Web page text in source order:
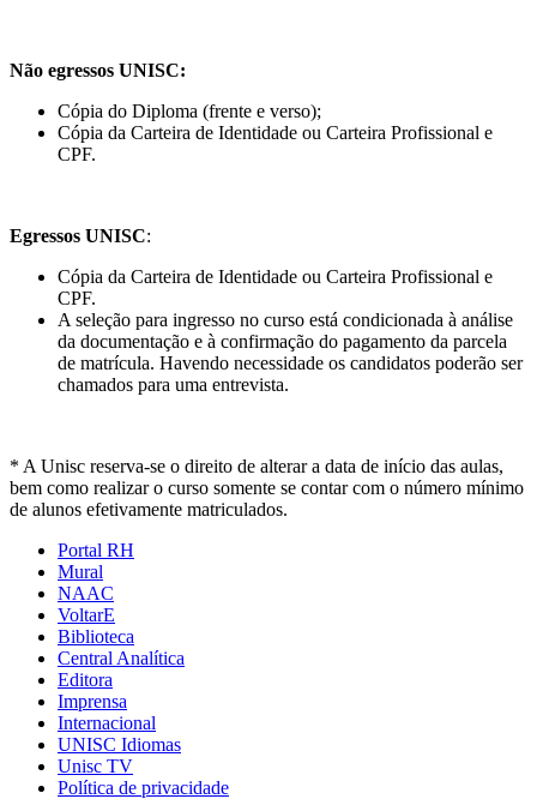
Não egressos UNISC:
Cópia do Diploma (frente e verso);
Cópia da Carteira de Identidade ou Carteira Profissional e
CPF.
Egressos UNISC:
Cópia da Carteira de Identidade ou Carteira Profissional e
CPF.
A seleção para ingresso no curso está condicionada à análise
da documentação e à confirmação do pagamento da parcela
de matrícula. Havendo necessidade os candidatos poderão ser
chamados para uma entrevista.
* A Unisc reserva-se o direito de alterar a data de início das aulas,
bem como realizar o curso somente se contar com o número mínimo
de alunos efetivamente matriculados.
Portal RH
Mural
NAAC
VoltarE
Biblioteca
Central Analítica
Editora
Imprensa
Internacional
UNISC Idiomas
Unisc TV
Política de privacidade